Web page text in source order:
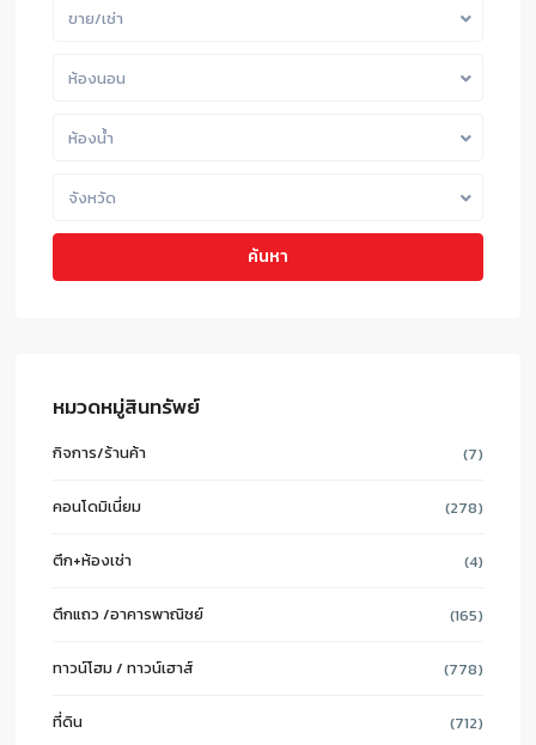
ขาย/เช่า
ห้องนอน
ห้องน้ำ
จังหวัด
ค้นหา
หมวดหมู่สินทรัพย์
กิจการ/ร้านค้า (7)
คอนโดมิเนี่ยม (278)
ตึก+ห้องเช่า (4)
ตึกแถว /อาคารพาณิชย์ (165)
ทาวน์โฮม / ทาวน์เฮาส์ (778)
ที่ดิน (712)